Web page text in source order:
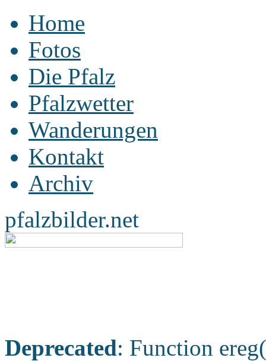
Home
Fotos
Die Pfalz
Pfalzwetter
Wanderungen
Kontakt
Archiv
pfalzbilder.net
Deprecated: Function